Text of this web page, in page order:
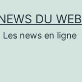
DU WEB
Les news en ligne